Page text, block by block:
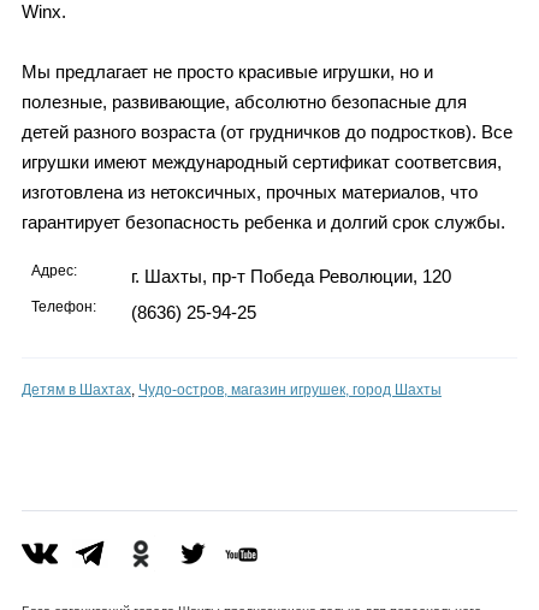
Winx.
Мы предлагает не просто красивые игрушки, но и
полезные, развивающие, абсолютно безопасные для
детей разного возраста (от грудничков до подростков). Все
игрушки имеют международный сертификат соответсвия,
изготовлена из нетоксичных, прочных материалов, что
гарантирует безопасность ребенка и долгий срок службы.
Адрес: г. Шахты, пр-т Победа Революции, 120
Телефон: (8636) 25-94-25
Детям в Шахтах, Чудо-остров, магазин игрушек, город Шахты